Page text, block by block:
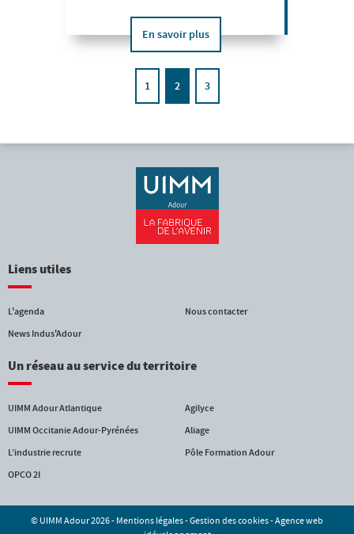
En savoir plus
1 2 3
Liens utiles
L'agenda
News Indus'Adour
Nous contacter
Un réseau au service du territoire
UIMM Adour Atlantique
UIMM Occitanie Adour-Pyrénées
L’industrie recrute
OPCO 2I
Agilyce
Aliage
Pôle Formation Adour
© UIMM Adour 2026 -Mentions légales-Gestion des cookies-Agence web